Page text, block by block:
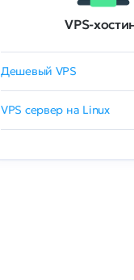
VPS-
Дешевый VPS
VPS сервер на Linux